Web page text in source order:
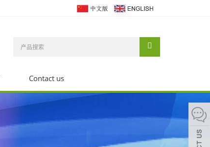
Contact us